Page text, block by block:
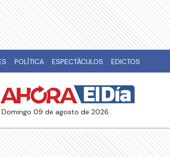
POLÍTICA ESPECTÁCULOS EDICTOS
domingo 09 de agosto de 2026